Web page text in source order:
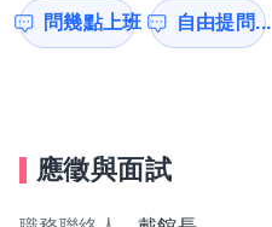
問幾點上班 自由提問...
應徵與面試